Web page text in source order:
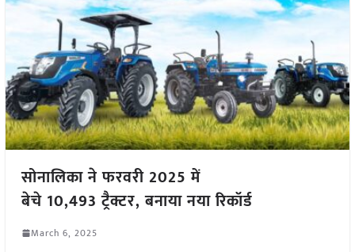
सोनालिका ने फरवरी 2025 में
बेचे 10,493 ट्रैक्टर, बनाया नया रिकॉर्ड
March 6, 2025